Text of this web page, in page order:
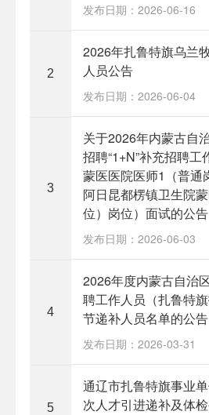
发布日期：2026-06-16
2
2026年扎鲁特旗乌兰
人员公告
发布日期：2026-06-04
3
关于2026年内蒙古自
招聘“1+N”补充招聘
蒙医医院医师1（普通
阿日昆都楞镇卫生院
位）岗位）面试的公告
发布日期：2026-06-03
4
2026年度内蒙古自治
聘工作人员（扎鲁特
节递补人员名单的公告
发布日期：2026-03-31
5
通辽市扎鲁特旗事业
次人才引进递补及体检